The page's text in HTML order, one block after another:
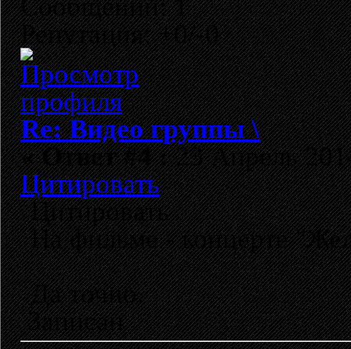
Сообщений: 1
Репутация: +0/-0
Re: Видео группы \
«Ответ #4 :23 Апрель
Цитировать
Цитировать
На фильме - концерте
Да точно.
Записан